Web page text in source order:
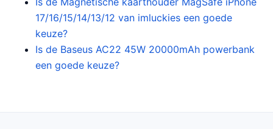
e
l
i
j
k
i
j
i
s
17/16/15/14/13/12 van imluckies een goede
keuze?
Is de Baseus AC22 45W 20000mAh powerbank
een goede keuze?